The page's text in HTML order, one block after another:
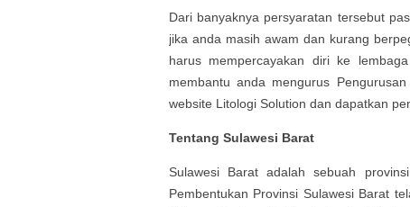
Dari banyaknya persyaratan tersebut
jika anda masih awam dan kurang
harus mempercayakan diri ke
membantu anda mengurus Pengurusan
website Litologi Solution dan dapatkan
Tentang Sulawesi Barat
Sulawesi Baratadalah sebuah
Pembentukan Provinsi Sulawesi Barat